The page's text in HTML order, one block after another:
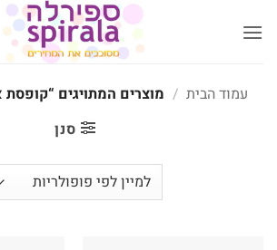
לתוכן
עמוד הבית / מוצרים המתויגים
סנן